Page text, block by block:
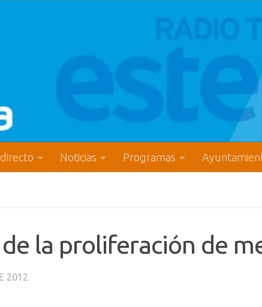
Noticias Programas
la proliferación de
2012